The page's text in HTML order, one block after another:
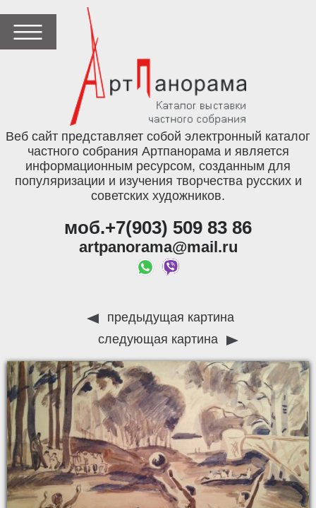
Веб сайт представляет собой электронный каталог
частного собрания Артпанорама и является
информационным ресурсом, созданным для
популяризации и изучения творчества русских и
советских художников.
моб.+7(903) 509 83 86
artpanorama@mail.ru
предыдущая картина
следующая картина